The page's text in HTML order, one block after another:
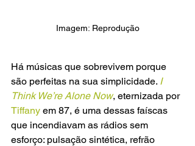
Imagem: Reprodução
Há músicas que sobrevivem porque
são perfeitas na sua simplicidade. I
Think We’re Alone Now, eternizada por
Tiffany em 87, é uma dessas faíscas
que incendiavam as rádios sem
esforço: pulsação sintética, refrão